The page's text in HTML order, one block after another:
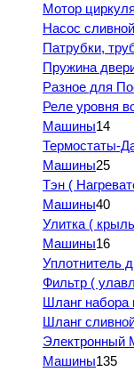
Мотор
Насос
Патрубки,
Пружина
Разное для
Реле уровня
Машины14
Термостаты-
Машины25
Тэн (
Машины40
Улитка (
Машины16
Уплотнитель
Фильтр (
Шланг
Шланг
Электронный
Машины135